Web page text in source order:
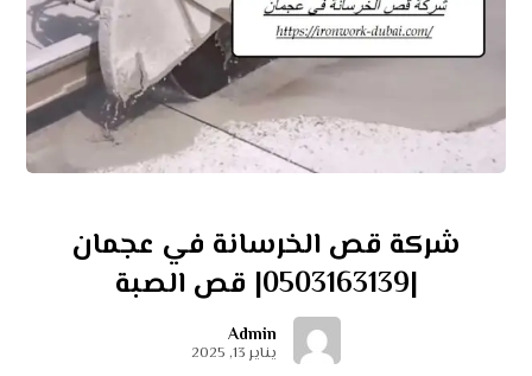
شركة قص الخرسانة في عجمان
|0503163139| قص الصبة
Admin
يناير 13, 2025